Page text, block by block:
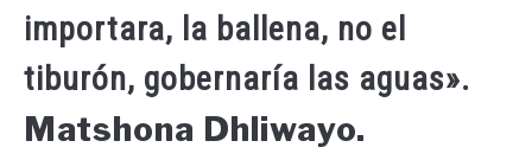
importara, la ballena, no el
tiburón, gobernaría las aguas».
Matshona Dhliwayo.